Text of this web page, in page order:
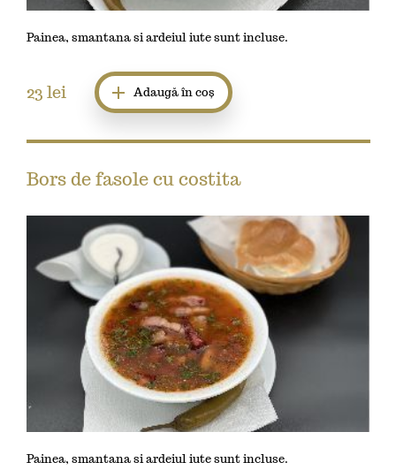
Painea, smantana si ardeiul iute sunt incluse.
23 lei Adaugă în coș
Bors de fasole cu costita
Painea, smantana si ardeiul iute sunt incluse.